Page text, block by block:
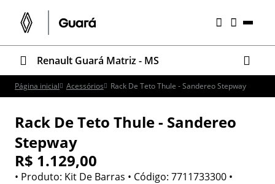
Renault Guará Matriz - MS
Página inicial Acessórios Rack De Teto Thule - Sandereo Stepway
Rack De Teto Thule - Sandereo
Stepway
R$ 1.129,00
• Produto: Kit De Barras • Código: 7711733300 •